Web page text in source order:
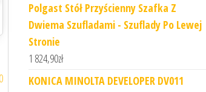
Polgast Stół Przyścienny Szafka Z
Dwiema Szufladami - Szuflady Po Lewej
Stronie
1 824,90zł
KONICA MINOLTA DEVELOPER DV011